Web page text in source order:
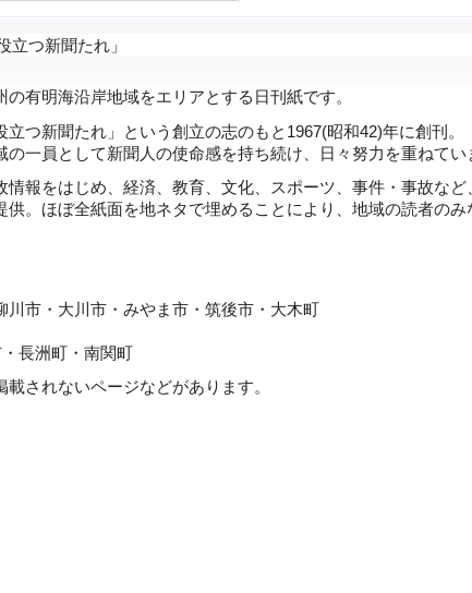
立つ新聞たれ」
有明海沿岸地域をエリアとする日刊紙です。
つ新聞たれ」という創立の志のもと1967(昭和42)年に創刊。
の一員として新聞人の使命感を持ち続け、日々努力を重ねてい
報をはじめ、経済、教育、文化、スポーツ、事件・事故など
供。ほぼ全紙面を地ネタで埋めることにより、地域の読者のみ
大川市・みやま市・筑後市・大木町
洲町・南関町
されないページなどがあります。